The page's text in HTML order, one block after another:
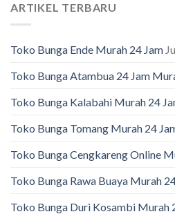
ARTIKEL TERBARU
Toko Bunga Ende Murah 24 Jam
Toko Bunga Atambua 24 Jam
Toko Bunga Kalabahi Murah 24
Toko Bunga Tomang Murah 24
Toko Bunga Cengkareng Online
Toko Bunga Rawa Buaya Murah
Toko Bunga Duri Kosambi Murah